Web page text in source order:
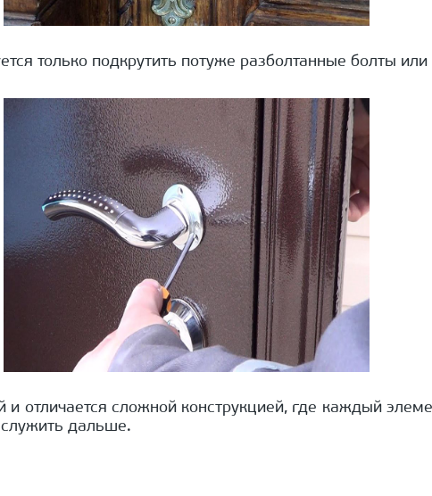
только подкрутить потуже разболтанные болты
отличается сложной конструкцией, где каждый
служить дальше.